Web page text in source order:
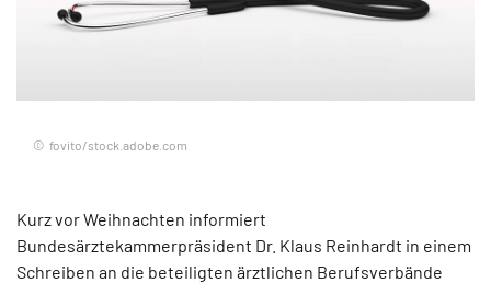
fovito/stock.adobe.com
Kurz vor Weihnachten informiert
Bundesärztekammerpräsident Dr. Klaus Reinhardt in einem
Schreiben an die beteiligten ärztlichen Berufsverbände